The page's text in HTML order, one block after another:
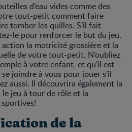
d’eau vides comme des
tout-petit comment faire
tomber les quilles. S’il fait
le pour renforcer le but du jeu.
action la motricité grossière et la
de votre tout-petit. N’oubliez
à votre enfant, et qu’il est
joindre à vous pour jouer s’il
aussi. Il découvrira également la
jeu à tour de rôle et la
de la